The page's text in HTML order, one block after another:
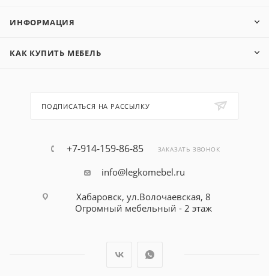
ИНФОРМАЦИЯ
КАК КУПИТЬ МЕБЕЛЬ
ПОДПИСАТЬСЯ НА РАССЫЛКУ
+7-914-159-86-85 ЗАКАЗАТЬ ЗВОНОК
info@legkomebel.ru
Хабаровск, ул.Волочаевская, 8
Огромный мебельный - 2 этаж